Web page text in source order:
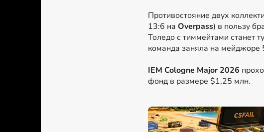
Противостояние двух
13:6 на Overpass) в пользу
Толедо с тиммейтами станет
команда заняла на мейджоре
IEM Cologne Major 2026
фонд в размере $1,25 млн.